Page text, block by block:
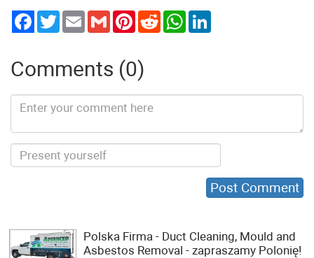
TwitterEmail Gmail PinterestReddit WhatsApp
Comments (0)
Polska Firma - Duct Cleaning, Mould and
Asbestos Removal - zapraszamy Polonię!